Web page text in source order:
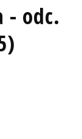
- odc.